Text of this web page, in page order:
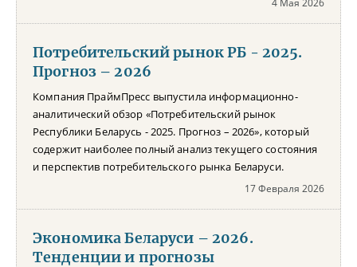
Потребительский рынок РБ - 2025.
Прогноз – 2026
Компания ПраймПресс выпустила информационно-
аналитический обзор «Потребительский рынок
Республики Беларусь - 2025. Прогноз – 2026», который
содержит наиболее полный анализ текущего состояния
и перспектив потребительского рынка Беларуси.
17 Февраля 2026
Экономика Беларуси – 2026.
Тенденции и прогнозы